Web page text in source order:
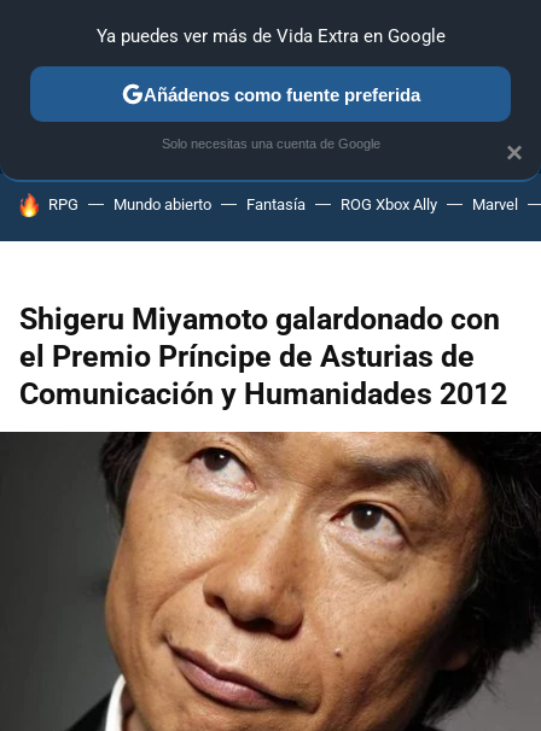
ANÁLISIS GUÍAS Y TRUCOS PC SONY NINTENDO
HOY SE HABLA DE
RPG Mundo abierto Fantasía ROG Xbox Ally Marvel
Shigeru Miyamoto galardonado con
el Premio Príncipe de Asturias de
Comunicación y Humanidades 2012
×
Ya puedes ver más de Vida Extra en Google
Añádenos como fuente preferida
Solo necesitas una cuenta de Google